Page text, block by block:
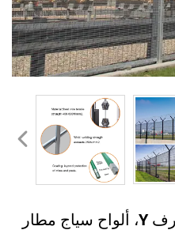
سياج مطار على شكل حرف Y، ألواح سياج مطار